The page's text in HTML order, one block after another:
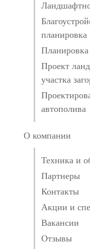
планировка
Планировка
Проект
участка
автополива
О компании
Техника и
Партнеры
Контакты
Акции и
Вакансии
Отзывы